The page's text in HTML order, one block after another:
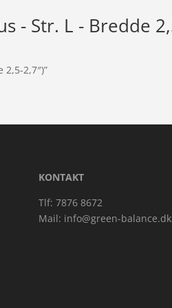
- Str. L - Bredde
2,7″)”
KONTAKT
Tlf: 7876 8672
Mail: info@green-balance.dk